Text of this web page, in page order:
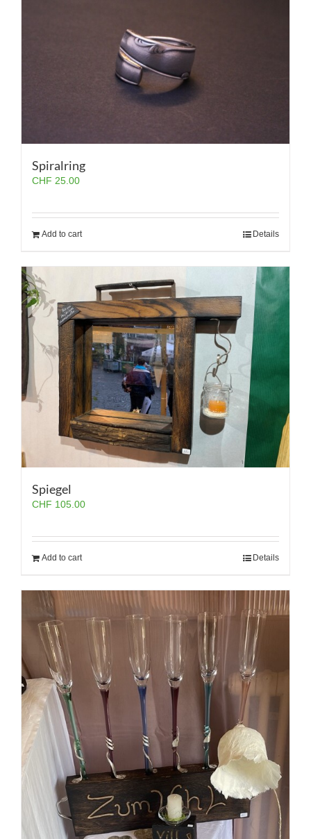
Spiralring
CHF 25.00
Add to cart Details
Spiegel
CHF 105.00
Add to cart Details